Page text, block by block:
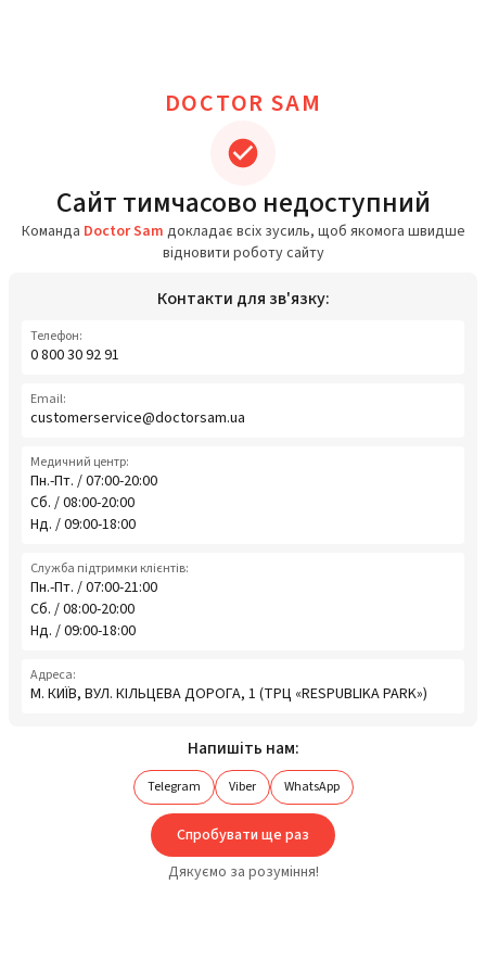
DOCTOR SAM
Сайт тимчасово недоступний
Команда Doctor Sam докладає всіх зусиль, щоб якомога швидше
відновити роботу сайту
Контакти для зв'язку:
Телефон:
0 800 30 92 91
Email:
customerservice@doctorsam.ua
Медичний центр:
Пн.-Пт. / 07:00-20:00
Сб. / 08:00-20:00
Нд. / 09:00-18:00
Служба підтримки клієнтів:
Пн.-Пт. / 07:00-21:00
Сб. / 08:00-20:00
Нд. / 09:00-18:00
Адреса:
М. КИЇВ, ВУЛ. КІЛЬЦЕВА ДОРОГА, 1 (ТРЦ «RESPUBLIKA PARK»)
Напишіть нам:
Telegram Viber WhatsApp
Спробувати ще раз
Дякуємо за розуміння!